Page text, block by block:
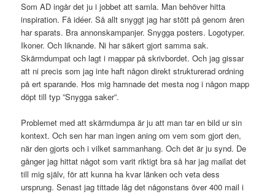
Som AD ingår det ju i jobbet att samla. Man behöver hitta
inspiration. Få idéer. Så allt snyggt jag har stött på genom åren
har sparats. Bra annonskampanjer. Snygga posters. Logotyper.
Ikoner. Och liknande. Ni har säkert gjort samma sak.
Skärmdumpat och lagt i mappar på skrivbordet. Och jag gissar
att ni precis som jag inte haft någon direkt strukturerad ordning
på ert sparande. Hos mig hamnade det mesta nog i någon mapp
döpt till typ ”Snygga saker”.
Problemet med att skärmdumpa är ju att man tar en bild ur sin
kontext. Och sen har man ingen aning om vem som gjort den,
när den gjorts och i vilket sammanhang. Och det är ju synd. De
gånger jag hittat något som varit riktigt bra så har jag mailat det
till mig själv, för att kunna ha kvar länken och veta dess
ursprung. Senast jag tittade låg det någonstans över 400 mail i